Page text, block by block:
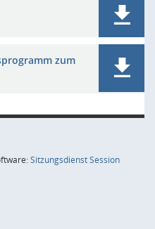
zum
SitzungsdienstSession(Wird in